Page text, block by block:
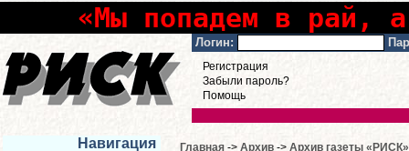
«Мы попадем в рай,
Логин:
Регистрация
Забыли пароль?
Помощь
Навигация Главная -> Архив -> Архив газеты «РИСК»